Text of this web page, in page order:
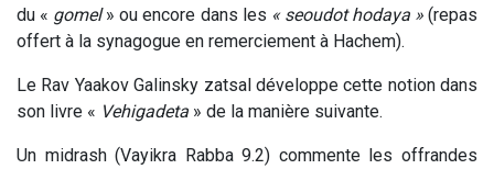
du « gomel» ou encore dans les « seoudot hodaya »(repas
offert à la synagogue en remerciement à Hachem).
Le Rav Yaakov Galinsky zatsal développe cette notion dans
son livre « Vehigadeta » de la manière suivante.
Un midrash (Vayikra Rabba 9.2) commente les offrandes